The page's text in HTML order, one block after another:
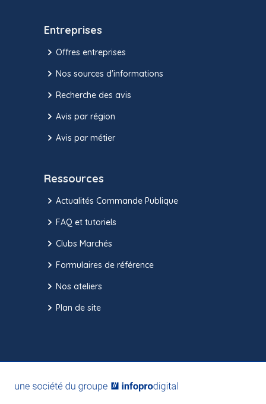
Entreprises
Offres entreprises
Nos sources d'informations
Recherche des avis
Avis par région
Avis par métier
Ressources
Actualités Commande Publique
FAQ et tutoriels
Clubs Marchés
Formulaires de référence
Nos ateliers
Plan de site